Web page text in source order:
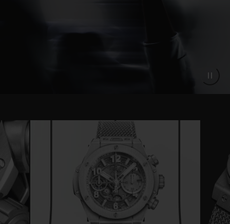
est disponible uniquement en ligne sur le
site hublot.com et ne sera pas proposée en
boutique.